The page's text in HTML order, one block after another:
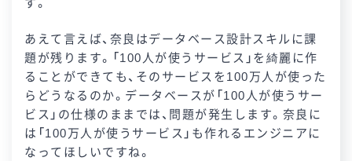
あえて言えば、奈良はデータベース設計スキルに課
題が残ります。「100人が使うサービス」を綺麗に作
ることができても、そのサービスを100万人が使った
らどうなるのか。データベースが「100人が使うサー
ビス」の仕様のままでは、問題が発生します。奈良に
は「100万人が使うサービス」も作れるエンジニアに
なってほしいですね。